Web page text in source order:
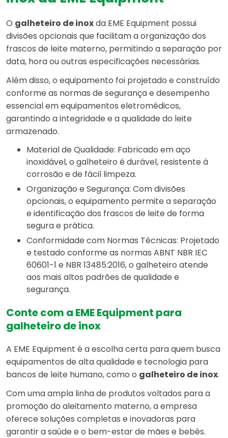
O galheteiro de inoxda EME Equipment possui
divisões opcionais que facilitam a organização dos
frascos de leite materno, permitindo a separação por
data, hora ou outras especificações necessárias.
Além disso, o equipamento foi projetado e construído
conforme as normas de segurança e desempenho
essencial em equipamentos eletromédicos,
garantindo a integridade e a qualidade do leite
armazenado.
Material de Qualidade: Fabricado em aço
inoxidável, o galheteiro é durável, resistente à
corrosão e de fácil limpeza.
Organização e Segurança: Com divisões
opcionais, o equipamento permite a separação
e identificação dos frascos de leite de forma
segura e prática.
Conformidade com Normas Técnicas: Projetado
e testado conforme as normas ABNT NBR IEC
60601-1 e NBR 13485:2016, o galheteiro atende
aos mais altos padrões de qualidade e
segurança.
Conte com a EME Equipment para
galheteiro de inox
A EME Equipment é a escolha certa para quem busca
equipamentos de alta qualidade e tecnologia para
bancos de leite humano, como o galheteiro de inox.
Com uma ampla linha de produtos voltados para a
promoção do aleitamento materno, a empresa
oferece soluções completas e inovadoras para
garantir a saúde e o bem-estar de mães e bebês.